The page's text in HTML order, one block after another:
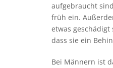
aufgebraucht
früh ein.
etwas
dass sie ein
Bei Männern ist